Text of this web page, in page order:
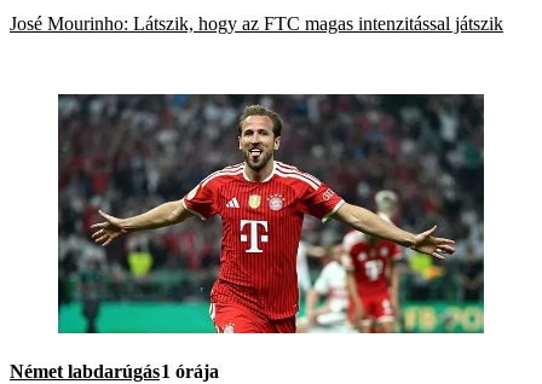
José Mourinho: Látszik, hogy az FTC magas intenzitással játszik
Német labdarúgás1 órája